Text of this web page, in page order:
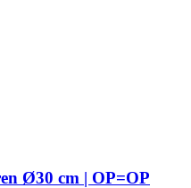
Ø30 cm | OP=OP